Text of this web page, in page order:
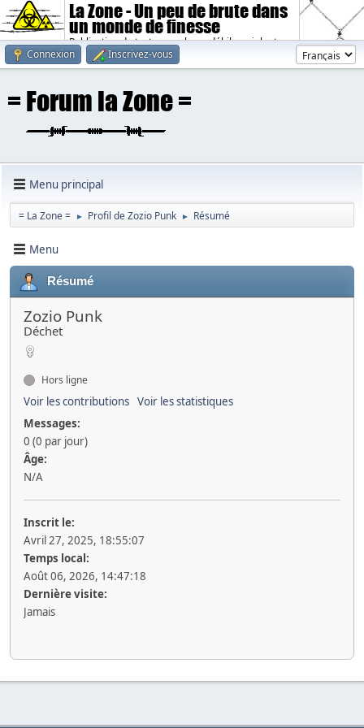
La Zone - Un peu de brute dans
un monde de finesse
Publication de textes sombres, débiles, violents.
Connexion
Inscrivez-vous
Menu principal
= La Zone = ► Profil de Zozio Punk ► Résumé
Menu
Résumé
Zozio Punk
Déchet
Hors ligne
Voir les contributions Voir les statistiques
Messages:
0 (0 par jour)
Âge:
N/A
Inscrit le:
Avril 27, 2025, 18:55:07
Temps local:
Août 06, 2026, 14:47:18
Dernière visite:
Jamais